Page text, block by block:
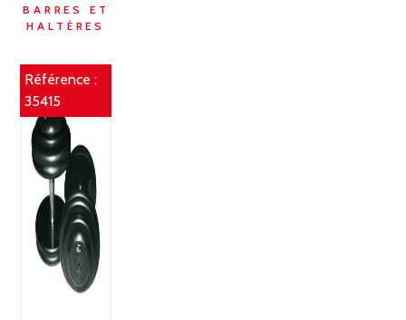
BARRES ET
HALTÈRES
Référence :
35415